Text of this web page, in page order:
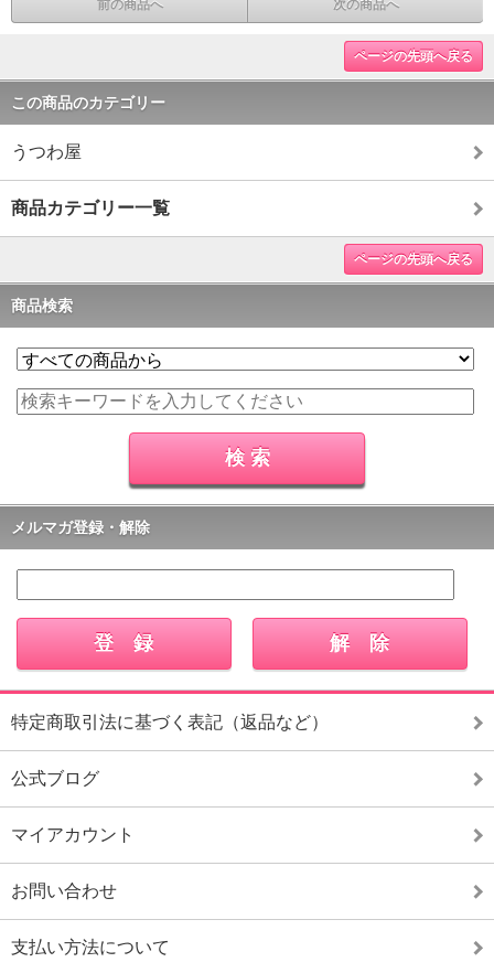
前の商品へ 次の商品へ
ページの先頭へ戻る
この商品のカテゴリー
うつわ屋
商品カテゴリー一覧
ページの先頭へ戻る
商品検索
メルマガ登録・解除
特定商取引法に基づく表記（返品など）
公式ブログ
マイアカウント
お問い合わせ
支払い方法について